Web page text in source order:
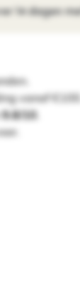
14 dagen
vanaf €100.
9.8/10